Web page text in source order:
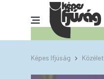
Képes Ifjúság Közélet